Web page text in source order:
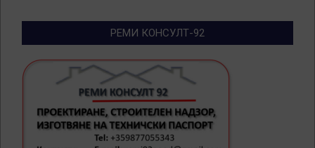
РЕМИ КОНСУЛТ-92